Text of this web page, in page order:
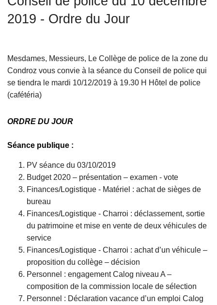
2019 - Ordre du Jour
Mesdames, Messieurs, Le Collège de police de la zone du
Condroz vous convie à la séance du Conseil de police qui
se tiendra le mardi 10/12/2019 à 19.30 H Hôtel de police
(cafétéria)
ORDRE DU JOUR
Séance publique :
PV séance du 03/10/2019
Budget 2020 – présentation – examen - vote
Finances/Logistique - Matériel : achat de sièges de
bureau
Finances/Logistique - Charroi : déclassement, sortie
du patrimoine et mise en vente de deux véhicules de
service
Finances/Logistique - Charroi : achat d’un véhicule –
proposition du collège – décision
Personnel : engagement Calog niveau A –
composition de la commission locale de sélection
Personnel : Déclaration vacance d’un emploi Calog